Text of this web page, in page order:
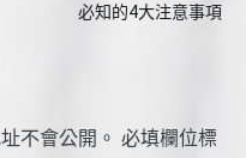
必知的4大注意事項
不會公開。 必填欄位標